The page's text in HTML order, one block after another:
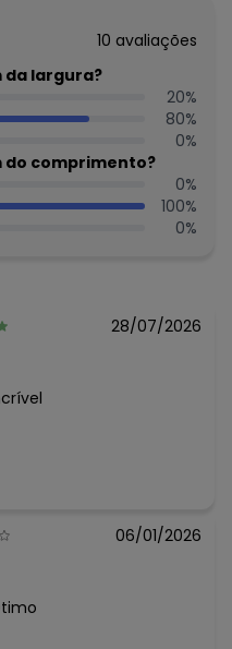
menor oferecido em
tamanho disponível.
N/D*
R$ 79,99
10 avaliações
da largura?
20%
80%
0%
do comprimento?
0%
100%
0%
28/07/2026
06/01/2026